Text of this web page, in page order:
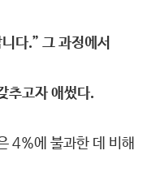
다.” 그 과정에서
추고자 애썼다.
4%에 불과한 데 비해